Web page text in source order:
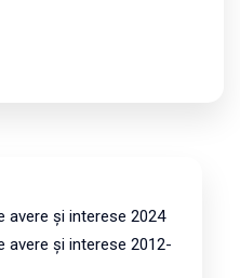
avere și interese 2024
avere și interese 2012-